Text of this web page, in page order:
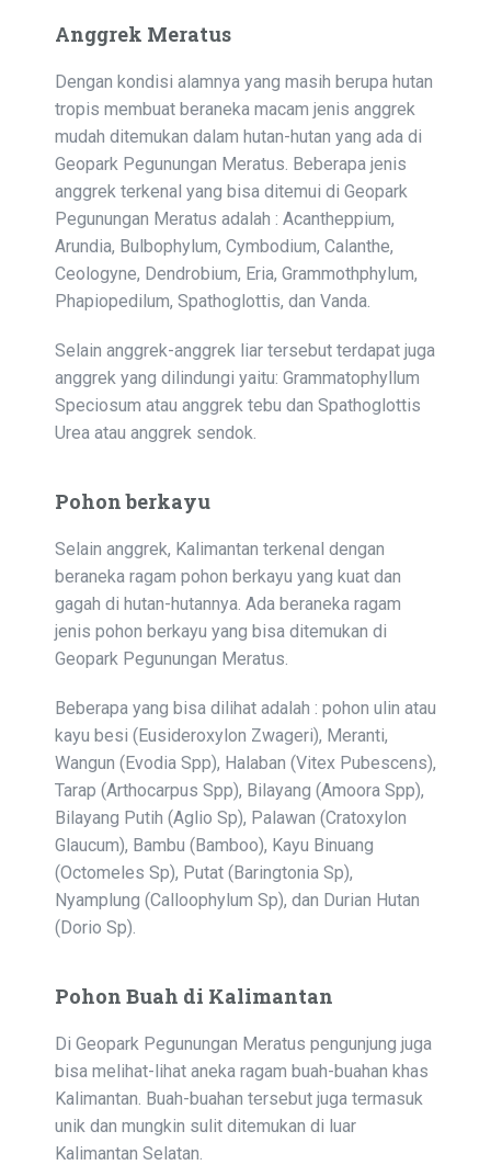
Anggrek Meratus
Dengan kondisi alamnya yang masih berupa hutan
tropis membuat beraneka macam jenis anggrek
mudah ditemukan dalam hutan-hutan yang ada di
Geopark Pegunungan Meratus. Beberapa jenis
anggrek terkenal yang bisa ditemui di Geopark
Pegunungan Meratus adalah : Acantheppium,
Arundia, Bulbophylum, Cymbodium, Calanthe,
Ceologyne, Dendrobium, Eria, Grammothphylum,
Phapiopedilum, Spathoglottis, dan Vanda.
Selain anggrek-anggrek liar tersebut terdapat juga
anggrek yang dilindungi yaitu: Grammatophyllum
Speciosum atau anggrek tebu dan Spathoglottis
Urea atau anggrek sendok.
Pohon berkayu
Selain anggrek, Kalimantan terkenal dengan
beraneka ragam pohon berkayu yang kuat dan
gagah di hutan-hutannya. Ada beraneka ragam
jenis pohon berkayu yang bisa ditemukan di
Geopark Pegunungan Meratus.
Beberapa yang bisa dilihat adalah : pohon ulin atau
kayu besi (Eusideroxylon Zwageri), Meranti,
Wangun (Evodia Spp), Halaban (Vitex Pubescens),
Tarap (Arthocarpus Spp), Bilayang (Amoora Spp),
Bilayang Putih (Aglio Sp), Palawan (Cratoxylon
Glaucum), Bambu (Bamboo), Kayu Binuang
(Octomeles Sp), Putat (Baringtonia Sp),
Nyamplung (Calloophylum Sp), dan Durian Hutan
(Dorio Sp).
Pohon Buah di Kalimantan
Di Geopark Pegunungan Meratus pengunjung juga
bisa melihat-lihat aneka ragam buah-buahan khas
Kalimantan. Buah-buahan tersebut juga termasuk
unik dan mungkin sulit ditemukan di luar
Kalimantan Selatan.